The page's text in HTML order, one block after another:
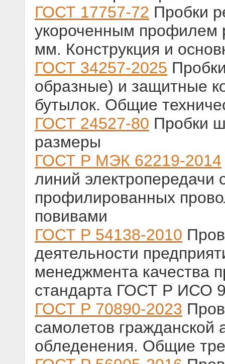
ГОСТ 17757-72 Пробки
укороченным профилем
мм. Конструкция и
ГОСТ 34257-2025
образные) и защитные
бутылок. Общие
ГОСТ 24527-80 Пробки
размеры
ГОСТ Р МЭК 62219-2014
линий электропередачи
профилированных
повивами
ГОСТ Р 54138-2010
деятельности
менеджмента качества
стандарта ГОСТ Р ИСО
ГОСТ Р 70890-2023
самолетов гражданской
обледенения. Общие